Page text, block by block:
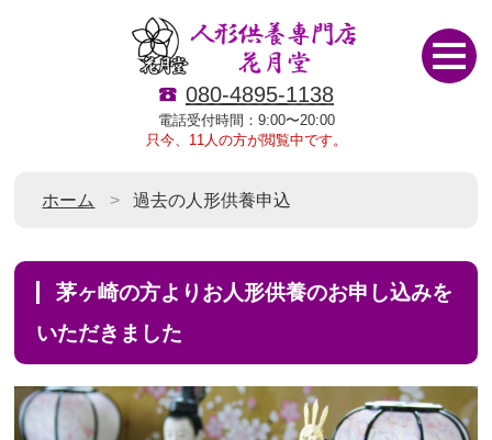
080-4895-1138
電話受付時間：9:00〜20:00
只今、11人の方が閲覧中です。
ホーム 過去の人形供養申込
茅ヶ崎の方よりお人形供養のお申し込みを
いただきました